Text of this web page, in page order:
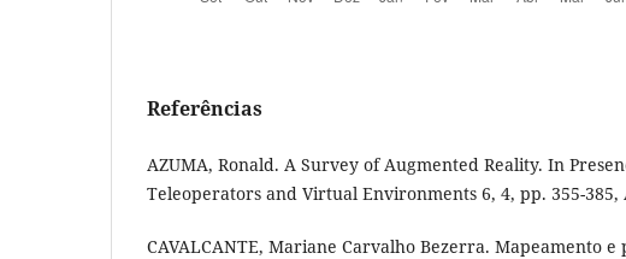
Referências
AZUMA, Ronald. A Survey of Augmented Reality. In
Teleoperators and Virtual Environments 6, 4, pp. 355-385,
CAVALCANTE, Mariane Carvalho Bezerra. Mapeamento e